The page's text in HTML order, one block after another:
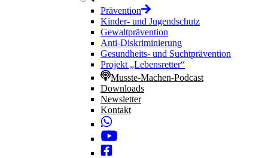
Prävention
Kinder- und Jugendschutz
Gewaltprävention
Anti-Diskriminierung
Gesundheits- und Suchtprävention
Projekt „Lebensretter“
Musste-Machen-Podcast
Downloads
Newsletter
Kontakt